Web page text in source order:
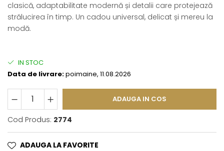
clasică, adaptabilitate modernă și detalii care protejează
strălucirea în timp. Un cadou universal, delicat și mereu la
modă.
IN STOC
Data de livrare:poimaine, 11.08.2026
ADAUGA IN COS
Cod Produs: 2774
ADAUGA LA FAVORITE